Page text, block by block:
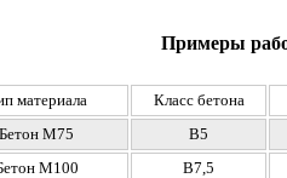
Примеры
материала Класс бетона
Бетон М75
В5
М100
В7,5